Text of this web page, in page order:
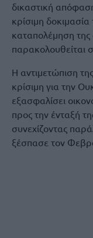
δικαστική
κρίσιμη
καταπολέμηση
παρακολουθείται
Η αντιμετώπιση
κρίσιμη για την
εξασφαλίσει
προς την ένταξή
συνεχίζοντας
ξέσπασε τον